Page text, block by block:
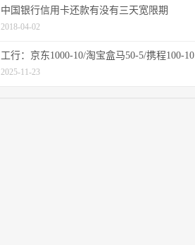
中国银行信用卡还款有没有三天宽限期
2018-04-02
工行：京东1000-10/淘宝盒马50-5/携程100-10
2025-11-23